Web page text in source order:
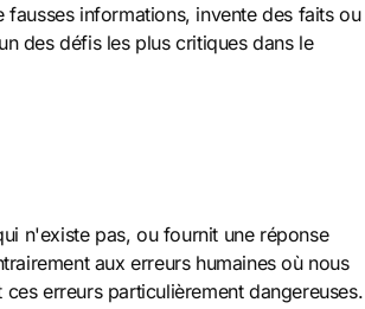
informations, invente des faits ou
des défis les plus critiques dans le
n'existe pas, ou fournit une réponse
aux erreurs humaines où nous
erreurs particulièrement dangereuses.